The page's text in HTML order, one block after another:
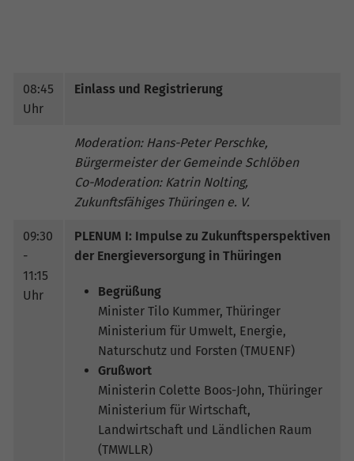
08:45
Uhr
Einlass und Registrierung
Moderation: Hans-Peter Perschke,
Bürgermeister der Gemeinde Schlöben
Co-Moderation: Katrin Nolting,
Zukunftsfähiges Thüringen e. V.
09:30
-
11:15
Uhr
PLENUM I: Impulse zu Zukunftsperspektiven
der Energieversorgung in Thüringen
Begrüßung
Minister Tilo Kummer, Thüringer
Ministerium für Umwelt, Energie,
Naturschutz und Forsten (TMUENF)
Grußwort
Ministerin Colette Boos-John, Thüringer
Ministerium für Wirtschaft,
Landwirtschaft und Ländlichen Raum
(TMWLLR)